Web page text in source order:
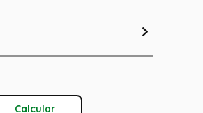
Calcular O Frete